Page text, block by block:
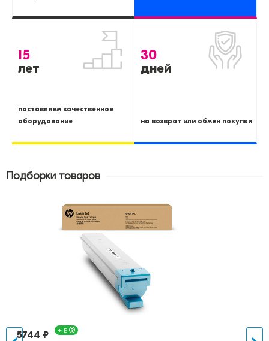
15
лет
поставляем качественное
оборудование
30
дней
на возврат или обмен покупки
Подборки товаров
5744 ₽ + Б